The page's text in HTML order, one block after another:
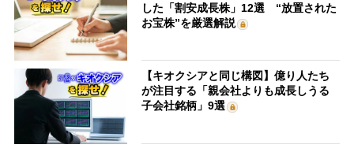
した「割安成長株」12選 “放置された
お宝株”を厳選解説
【キオクシアと同じ構図】億り人たち
が注目する「親会社よりも成長しうる
子会社銘柄」9選